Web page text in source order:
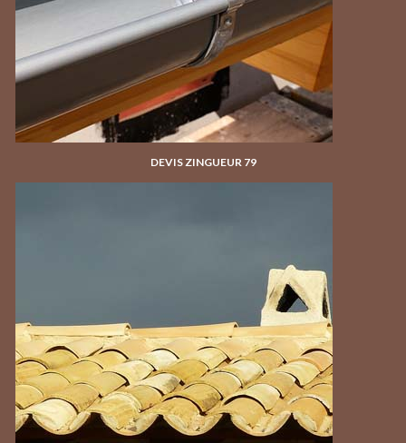
DEVIS ZINGUEUR 79